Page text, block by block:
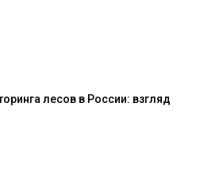
лесов в России: взгляд